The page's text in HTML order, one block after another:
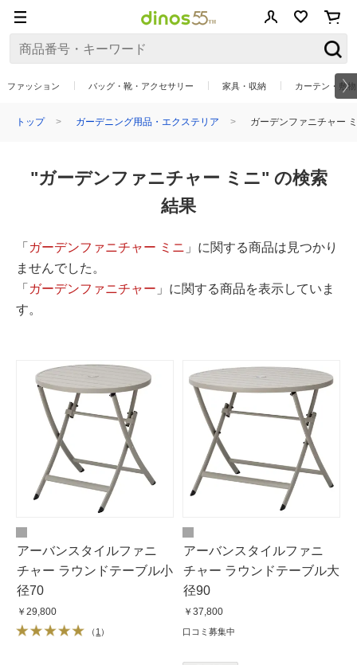
ファッション バッグ・靴・アクセサリー 家具・収納 カーテン・敷
トップ ガーデニング用品・エクステリア ガーデンファニチャー
"ガーデンファニチャー ミニ" の検索
結果
「 ガーデンファニチャー ミニ 」に関する商品は見つかり
ませんでした。
「 ガーデンファニチャー 」に関する商品を表示していま
す。
アーバンスタイルファニ
チャー ラウンドテーブル小
径70
￥29,800
（1）
アーバンスタイルファニ
チャー ラウンドテーブル大
径90
￥37,800
口コミ募集中